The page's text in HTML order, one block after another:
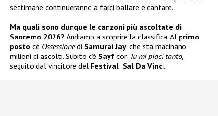
settimane continueranno a farci ballare e cantare.
Ma quali sono dunque le canzoni più ascoltate di
Sanremo 2026? Andiamo a scoprire la classifica. Al primo
posto c’è Ossessionedi Samurai Jay , che sta macinano
milioni di ascolti. Subito c’è Sayf con Tu mi piaci tanto
seguito dal vincitore del Festival: Sal Da Vinci.